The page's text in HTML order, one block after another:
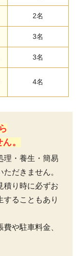
2名
3名
3名
4名
。
理・養生・簡易
だきません。
積り時に必ずお
ることもあり
や駐車料金、